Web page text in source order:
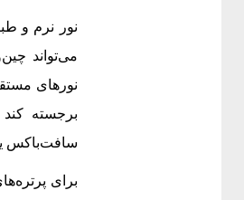
نور نرم و
می‌تواند
نورهای
برجسته
سافت‌باکس